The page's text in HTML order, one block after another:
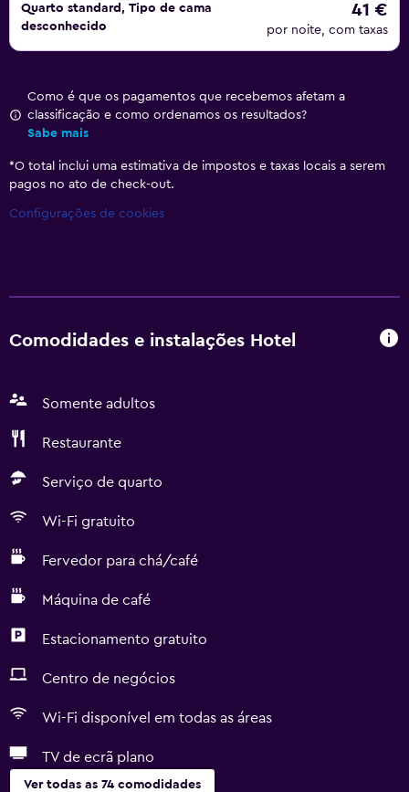
Quarto standard, Tipo de cama
desconhecido
41 €
por noite, com taxas
Como é que os pagamentos que recebemos afetam a
classificação e como ordenamos os resultados?
Sabe mais
*O total inclui uma estimativa de impostos e taxas locais a serem
pagos no ato de check-out.
Configurações de cookies
Comodidades e instalações Hotel
Somente adultos
Restaurante
Serviço de quarto
Wi-Fi gratuito
Fervedor para chá/café
Máquina de café
Estacionamento gratuito
Centro de negócios
Wi-Fi disponível em todas as áreas
TV de ecrã plano
Ver todas as 74 comodidades